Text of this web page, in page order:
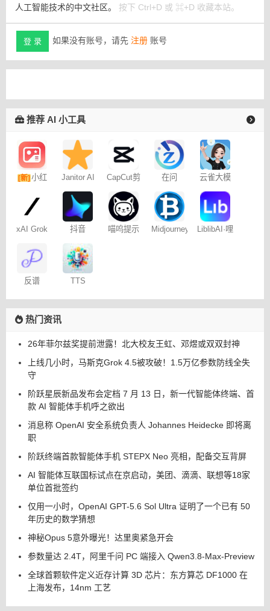
人工智能技术的中文社区。 按下 Ctrl+D 或 ⌘+D 收藏本站。
登 录 如果没有账号，请先 注册 账号
推荐 AI 小工具
[新] 小红
记
Janitor AI
聊天
CapCut剪
在问
云雀大模
xAI Grok
抖音
– 免费
喵呜提示
Midjourney
LiblibAI·哩
反谱
TTS
热门资讯
26年菲尔兹奖提前泄露！北大校友王虹、邓煜或双双封神
上线几小时，马斯克Grok 4.5被攻破！1.5万亿参数防线全失
守
阶跃星辰新品发布会定档 7 月 13 日，新一代智能体终端、首
款 AI 智能体手机呼之欲出
消息称 OpenAI 安全系统负责人 Johannes Heidecke 即将离
职
阶跃终端首款智能体手机 STEPX Neo 亮相，配备交互背屏
AI 智能体互联国标试点在京启动，美团、滴滴、联想等18家
单位首批签约
仅用一小时，OpenAI GPT-5.6 Sol Ultra 证明了一个已有 50
年历史的数学猜想
神秘Opus 5意外曝光！达里奥紧急开会
参数量达 2.4T，阿里千问 PC 端接入 Qwen3.8-Max-Preview
全球首颗软件定义近存计算 3D 芯片：东方算芯 DF1000 在
上海发布，14nm 工艺